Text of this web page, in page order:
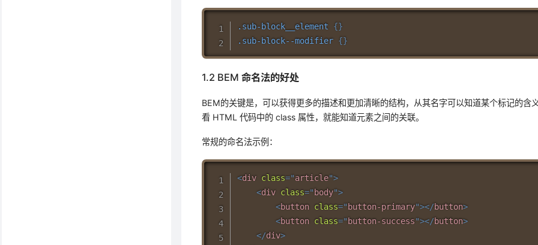
.sub-block__element {}
.sub-block--modifier {}
1.2 BEM 命名法的好处
BEM的关键是，可以获得更多的描述和更加清晰的结构，从其名字可以知道某个标记的含
看 HTML 代码中的 class 属性，就能知道元素之间的关联。
常规的命名法示例：
<div class="article">
<div class=" body">
<button class=" button-primary"></button>
<button class=" button-success"></button>
</div>